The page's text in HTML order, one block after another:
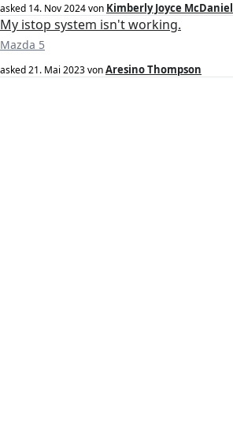
asked 14. Nov 2024von Kimberly Joyce McDaniel
My istop system isn't working.
Mazda 5
asked21. Mai 2023vonAresino Thompson